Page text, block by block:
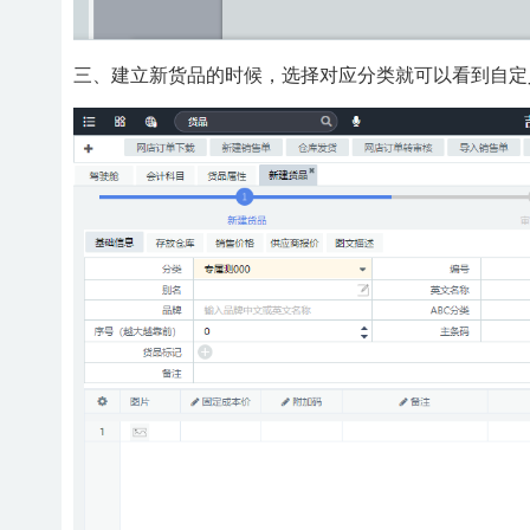
三、建立新货品的时候，选择对应分类就可以看到自